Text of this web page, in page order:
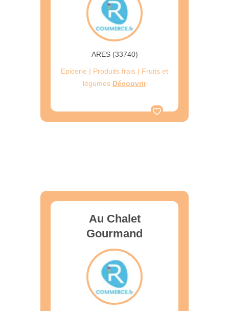
ARES (33740)
Epicerie | Produits frais | Fruits et
légumes Découvrir
Au Chalet
Gourmand